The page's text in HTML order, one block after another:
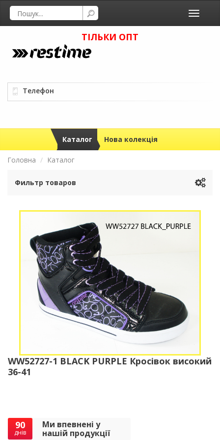
Toggle
ТІЛЬКИ ОПТ
Телефон
Каталог Нова колекція
Головна Каталог
Фильтр товаров
WW52727-1 BLACK PURPLE Кросівок високий
36-41
90
днів
Ми впевнені у
нашій продукції